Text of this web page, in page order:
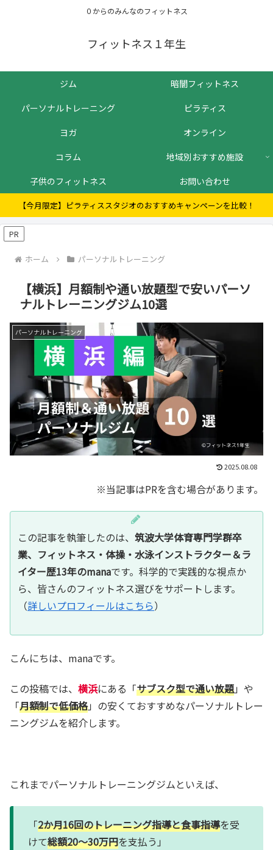
０からのみんなのフィットネス
フィットネス１年生
ジム
暗闇フィットネス
パーソナルトレーニング
ピラティス
ヨガ
オンライン
コラム
地域別おすすめ施設
子供のフィットネス
お問い合わせ
【今月限定】ピラティススタジオのおすすめキャンペーンを比較！
PR
ホーム パーソナルトレーニング
【横浜】月額制や通い放題型で安いパーソ
ナルトレーニングジム10選
パーソナルトレーニング
2025.08.08
※当記事はPRを含む場合があります。
この記事を執筆したのは、 筑波大学体育専門学群卒
業、フィットネス・体操・水泳インストラクター＆ラ
イター歴13年のmanaです。科学的で実践的な視点か
ら、皆さんのフィットネス選びをサポートします。
（詳しいプロフィールはこちら）
こんにちは、manaです。
この投稿では、 横浜にある「サブスク型で通い放題」や
「月額制で低価格」の安くておすすめなパーソナルトレー
ニングジムを紹介します。
これまでパーソナルトレーニングジムといえば、
「2か月16回のトレーニング指導と食事指導を受
けて総額20～30万円を支払う」